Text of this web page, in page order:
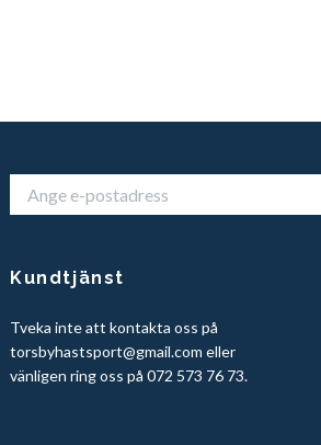
Kundtjänst
Tveka inte att kontakta oss på
torsbyhastsport@gmail.com eller
vänligen ring oss på 072 573 76 73.